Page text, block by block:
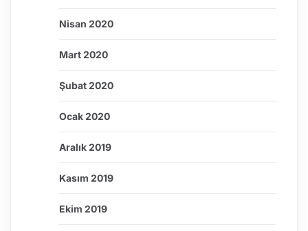
Nisan 2020
Mart 2020
Şubat 2020
Ocak 2020
Aralık 2019
Kasım 2019
Ekim 2019